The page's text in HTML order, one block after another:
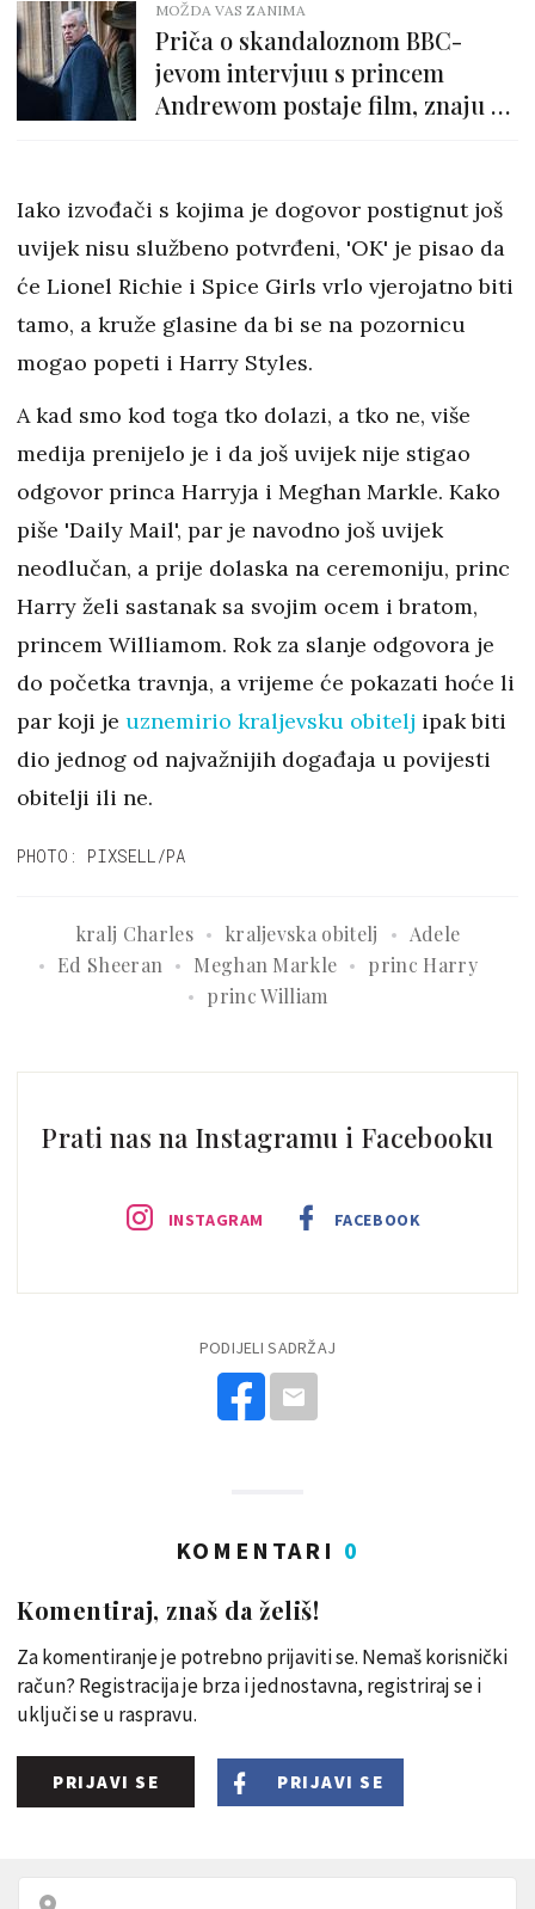
MOŽDA VAS ZANIMA
Priča o skandaloznom BBC-
jevom intervjuu s princem
Andrewom postaje film, znaju se
Iako izvođači s kojima je dogovor postignut još
uvijek nisu službeno potvrđeni, 'OK' je pisao da
će Lionel Richie i Spice Girls vrlo vjerojatno biti
tamo, a kruže glasine da bi se na pozornicu
mogao popeti i Harry Styles.
A kad smo kod toga tko dolazi, a tko ne, više
medija prenijelo je i da još uvijek nije stigao
odgovor princa Harryja i Meghan Markle. Kako
piše 'Daily Mail', par je navodno još uvijek
neodlučan, a prije dolaska na ceremoniju, princ
Harry želi sastanak sa svojim ocem i bratom,
princem Williamom. Rok za slanje odgovora je
do početka travnja, a vrijeme će pokazati hoće li
par koji je uznemirio kraljevsku obitelj ipak biti
dio jednog od najvažnijih događaja u povijesti
obitelji ili ne.
PHOTO: PIXSELL/PA
kralj Charles kraljevska obitelj
Adele
Ed Sheeran
Meghan Markle
princ Harry
princ William
Prati nas na Instagramu i Facebooku
INSTAGRAM FACEBOOK
PODIJELI SADRŽAJ
KOMENTARI 0
Komentiraj, znaš da želiš!
Za komentiranje je potrebno prijaviti se. Nemaš korisnički
račun? Registracija je brza i jednostavna, registriraj se i
uključi se u raspravu.
PRIJAVI SE PRIJAVI SE